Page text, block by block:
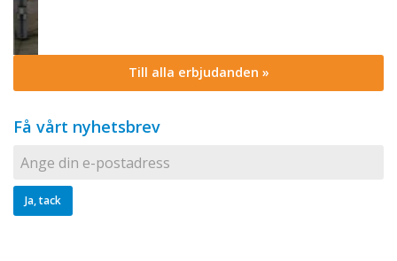
Till alla erbjudanden »
Få vårt nyhetsbrev